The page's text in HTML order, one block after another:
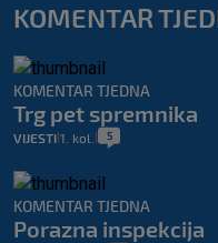
KOMENTAR
KOMENTAR TJEDNA
Trg pet spremnika
VIJESTI 1. kol. 5
KOMENTAR TJEDNA
Porazna inspekcija